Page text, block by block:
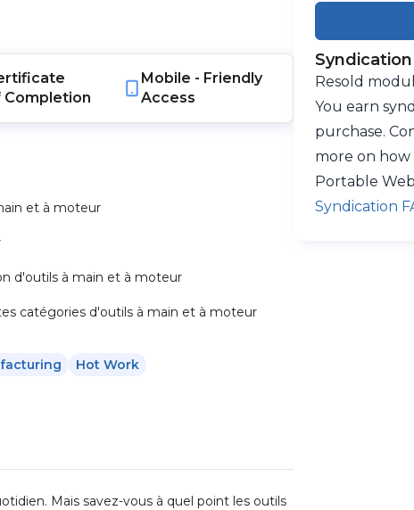
Completion
Mobile - Friendly
Access
et à moteur
d'outils à main et à moteur
catégories d'outils à main et à moteur
Hot Work
Mais savez-vous à quel point les outils
Resold
You earn
purchase.
more on
Portable
Syndication